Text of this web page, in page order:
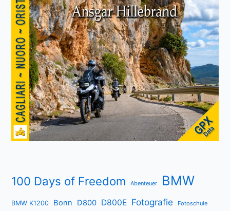
100 Days of Freedom Abenteuer BMW
BMW K1200 Bonn D800 D800E Fotografie Fotoschule